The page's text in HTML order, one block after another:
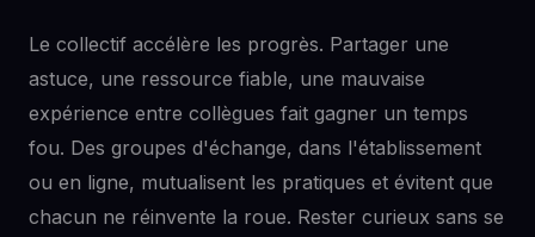
Le collectif accélère les progrès. Partager une
astuce, une ressource fiable, une mauvaise
expérience entre collègues fait gagner un temps
fou. Des groupes d'échange, dans l'établissement
ou en ligne, mutualisent les pratiques et évitent que
chacun ne réinvente la roue. Rester curieux sans se